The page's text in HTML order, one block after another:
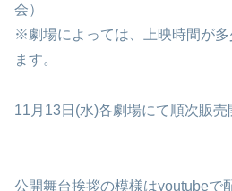
会）
※劇場によっては、上映時間が多
ます。
11月13日(水)各劇場にて順次販売
公開舞台挨拶の模様はyoutubeで